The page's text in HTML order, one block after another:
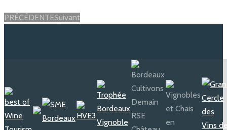
PRÉCÉDENTESuivant